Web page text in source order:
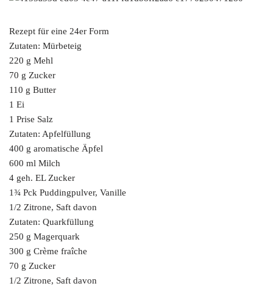
Rezept für eine 24er Form
Zutaten: Mürbeteig
220 g Mehl
70 g Zucker
110 g Butter
1 Ei
1 Prise Salz
Zutaten: Apfelfüllung
400 g aromatische Äpfel
600 ml Milch
4 geh. EL Zucker
1¾ Pck Puddingpulver, Vanille
1/2 Zitrone, Saft davon
Zutaten: Quarkfüllung
250 g Magerquark
300 g Crème fraîche
70 g Zucker
1/2 Zitrone, Saft davon